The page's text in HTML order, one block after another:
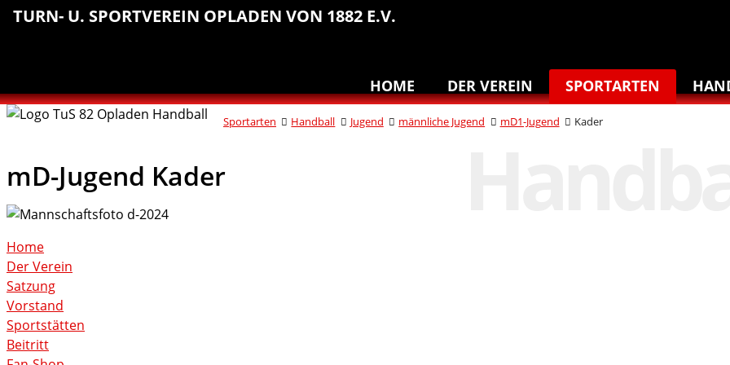
Sprungmarken
Inhalt
Hauptnavigation
Abteilungsnavigation
Fußbereich
TURN- U. SPORTVEREIN OPLADEN VON 1882 E.V.
HOME DER VEREIN SPORTARTEN
Sportarten Handball Jugend männliche Jugend mD1-Jugend Kader
mD-Jugend Kader
Home
Der Verein
Satzung
Vorstand
Sportstätten
Beitritt